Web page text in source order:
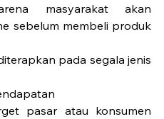
masyarakat akan
sebelum membeli produk
pada segala jenis
pasar atau konsumen